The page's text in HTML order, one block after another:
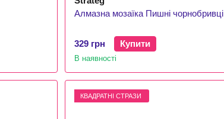
Алмазна мозаїка Пишні чорнобривці
329 грн Купити
В наявності
КВАДРАТНІ СТРАЗИ